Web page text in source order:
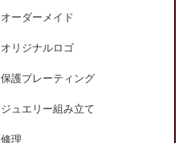
オーダーメイド
オリジナルロゴ
保護プレーティング
ジュエリー組み立て
修理